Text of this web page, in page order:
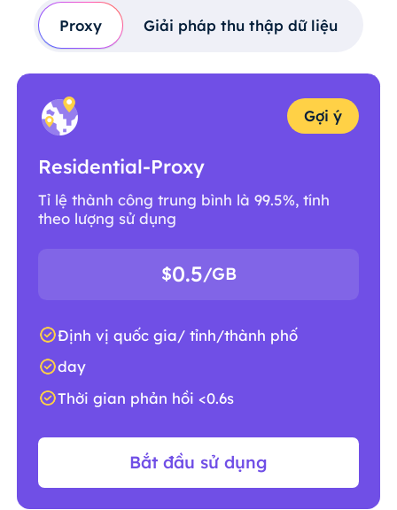
Proxy Giải pháp thu thập dữ liệu
Gợi ý
Residential-Proxy
Tỉ lệ thành công trung bình là 99.5%, tính
theo lượng sử dụng
$0.5/GB
Định vị quốc gia/ tỉnh/thành phố
day
Thời gian phản hồi <0.6s
Bắt đầu sử dụng